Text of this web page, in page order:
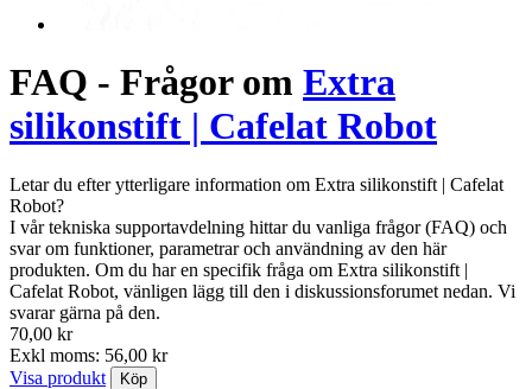
FAQ - Frågor om Extra
silikonstift | Cafelat Robot
Letar du efter ytterligare information om Extra silikonstift | Cafelat
Robot?
I vår tekniska supportavdelning hittar du vanliga frågor (FAQ) och
svar om funktioner, parametrar och användning av den här
produkten. Om du har en specifik fråga om Extra silikonstift |
Cafelat Robot, vänligen lägg till den i diskussionsforumet nedan. Vi
svarar gärna på den.
70,00 kr
Exkl moms: 56,00 kr
Visa produkt
Köp